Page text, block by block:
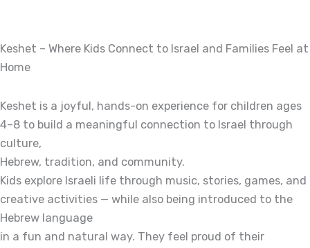
Keshet – Where Kids Connect to Israel and Families Feel at
Home
Keshet is a joyful, hands-on experience for children ages
4–8 to build a meaningful connection to Israel through
culture,
Hebrew, tradition, and community.
Kids explore Israeli life through music, stories, games, and
creative activities — while also being introduced to the
Hebrew language
in a fun and natural way. They feel proud of their